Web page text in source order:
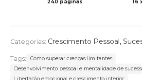
240 páginas 16
Categorias: Crescimento Pessoal,
Tags:
Como superar crenças limitantes
Desenvolvimento pessoal e mentalidade de